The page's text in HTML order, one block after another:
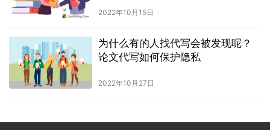
2022年10月15日
为什么有的人找代写会被发现呢？
论文代写如何保护隐私
2022年10月27日